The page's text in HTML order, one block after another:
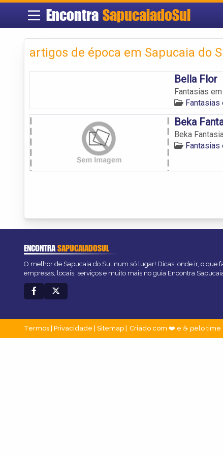
Encontra SapucaiadoSul
artigos de época em Sapucaia do
Bella Flor
Fantasias
Fantasias
Beka
Beka
Fantasias
ENCONTRASAPUCAIADOSUL
O melhor de Sapucaia do Sul num só lugar! Dicas, onde ir, o que
empresas, locais, serviços e muito mais no guia Encontra
Termos Privacidade Sitemap Criado com ❤️ e ☕ pelo time